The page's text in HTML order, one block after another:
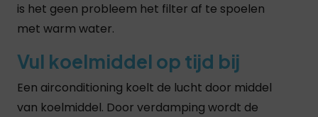
is het geen probleem het filter af te spoelen
met warm water.
Vul koelmiddel op tijd bij
Een airconditioning koelt de lucht door middel
van koelmiddel. Door verdamping wordt de